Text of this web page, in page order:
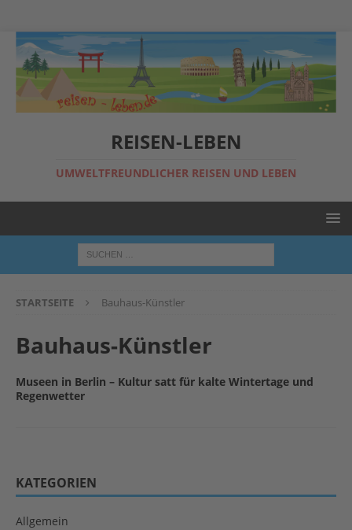
REISEN-LEBEN
UMWELTFREUNDLICHER REISEN UND LEBEN
STARTSEITE Bauhaus-Künstler
Bauhaus-Künstler
Museen in Berlin – Kultur satt für kalte Wintertage und
Regenwetter
KATEGORIEN
Allgemein